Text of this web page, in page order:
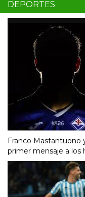
DEPORTES
Franco Mastantuono
primer mensaje a los